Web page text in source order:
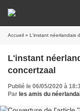
Accueil » L'instant néerlandais
L'instant
concertzaal
Publié le 06/05/2020 à
Par les amis du